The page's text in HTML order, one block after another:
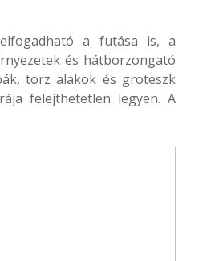
a futása is, a
és hátborzongató
torz alakok és groteszk
felejthetetlen legyen. A